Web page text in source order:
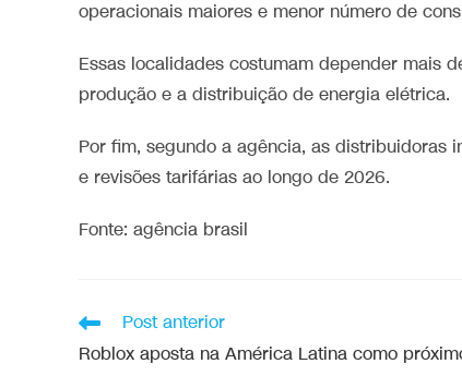
operacionais maiores e menor número de
Essas localidades costumam depender mais
produção e a distribuição de energia elétrica.
Por fim, segundo a agência, as distribuidoras
e revisões tarifárias ao longo de 2026.
Fonte: agência brasil
Post anterior
Roblox aposta na América Latina como